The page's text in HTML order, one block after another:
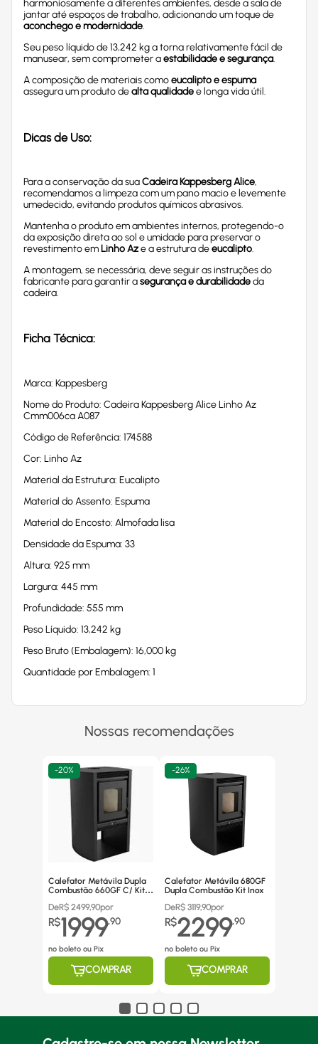
harmoniosamente a diferentes ambientes, desde a sala de
jantar até espaços de trabalho, adicionando um toque de
aconchego e modernidade.
Seu peso líquido de 13,242 kg a torna relativamente fácil de
manusear, sem comprometer aestabilidade e segurança.
A composição de materiais comoeucalipto e espuma
assegura um produto dealta qualidadee longa vida útil.
Dicas de Uso:
Para a conservação da suaCadeira Kappesberg Alice,
recomendamos a limpeza com um pano macio e levemente
umedecido, evitando produtos químicos abrasivos.
Mantenha o produto em ambientes internos, protegendo-o
da exposição direta ao sol e umidade para preservar o
revestimento emLinho Aze a estrutura deeucalipto.
A montagem, se necessária, deve seguir as instruções do
fabricante para garantir asegurança e durabilidadeda
cadeira.
Ficha Técnica:
Marca: Kappesberg
Nome do Produto: Cadeira Kappesberg Alice Linho Az
Cmm006ca A087
Código de Referência: 174588
Cor: Linho Az
Material da Estrutura: Eucalipto
Material do Assento: Espuma
Material do Encosto: Almofada lisa
Densidade da Espuma: 33
Altura: 925 mm
Largura: 445 mm
Profundidade: 555 mm
Peso Líquido: 13,242 kg
Peso Bruto (Embalagem): 16,000 kg
Quantidade por Embalagem: 1
Nossas recomendações
-20%
Calefator Metávila Dupla
Combustão 660GF C/ Kit
DeR$ 2499,90por
R$1999,90
no boleto ou Pix
COMPRAR
-26%
Calefator Metávila 680GF
Dupla Combustão Kit Inox
DeR$ 3119,90por
R$2299,90
no boleto ou Pix
COMPRAR